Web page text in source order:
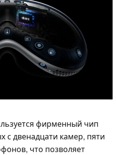
фирменный чип
с двенадцати камер, пяти
что позволяет